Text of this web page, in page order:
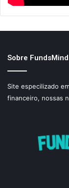
Sobre
Site especilizado
financeiro, nossas